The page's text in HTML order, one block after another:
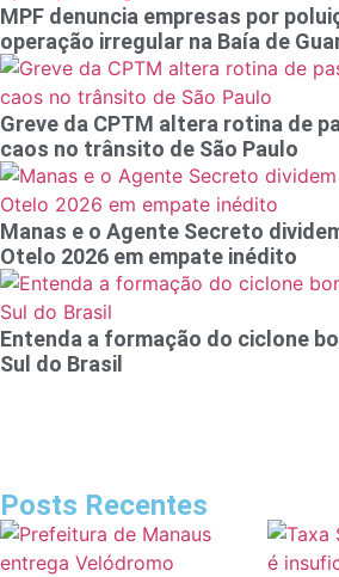
MPF denuncia empresas por
operação irregular na Baía de
Greve da CPTM altera rotina de
caos no trânsito de São Paulo
Manas e o Agente Secreto
Otelo 2026 em empate inédito
Entenda a formação do ciclone
Sul do Brasil
Posts Recentes